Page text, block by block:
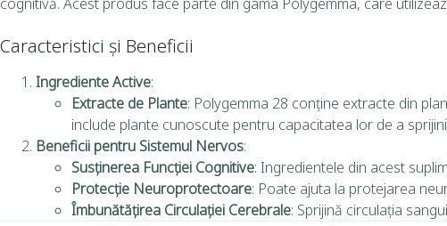
Caracteristici și Beneficii
Ingrediente Active:
Extracte de Plante: Polygemma 28 conține extracte din
include plante cunoscute pentru capacitatea lor de a
Beneficii pentru Sistemul Nervos:
Susținerea Funcției Cognitive: Ingredientele din acest
Protecție Neuroprotectoare: Poate ajuta la protejarea
Îmbunătățirea Circulației Cerebrale: Sprijină circulația